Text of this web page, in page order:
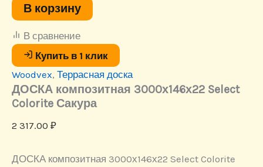
Colorite
Сакура
В корзину
В сравнение
Купить в 1 клик
Woodvex, Террасная доска
ДОСКА композитная 3000х146х22 Select
Colorite Сакура
2 317.00 ₽
ДОСКА композитная 3000х146х22 Select Colorite